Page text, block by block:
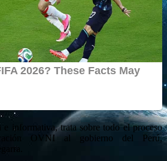
e informativa, trata sobre todo el proceso
OVNI al gobierno del Perú,